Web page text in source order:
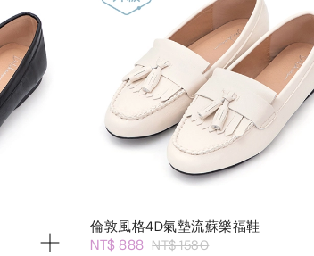
倫敦風格4D氣墊流蘇樂福鞋
NT$ 888 NT$ 1580